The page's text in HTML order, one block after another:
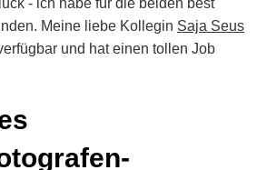
Meine liebe Kollegin Saja Seus
und hat einen tollen Job